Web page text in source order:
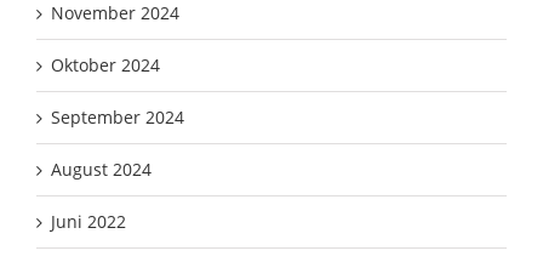
November 2024
Oktober 2024
September 2024
August 2024
Juni 2022